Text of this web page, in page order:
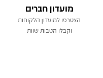
מועדון חברים
הצטרפו למועדון הלקוחות
וקבלו הטבות שוות